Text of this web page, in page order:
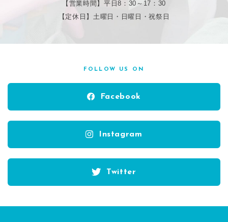
【営業時間】平日8：30～17：30
【定休日】土曜日・日曜日・祝祭日
FOLLOW US ON
Facebook
Instagram
Twitter